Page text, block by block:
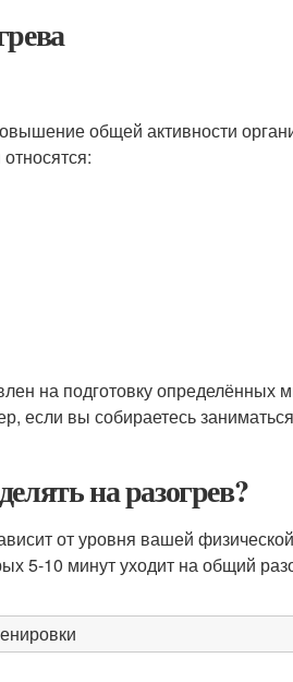
общей активности
на подготовку определённых
если вы собираетесь
на разогрев?
от уровня вашей
5-10 минут уходит на общий